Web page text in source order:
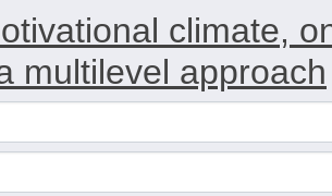
climate,
multilevel approach